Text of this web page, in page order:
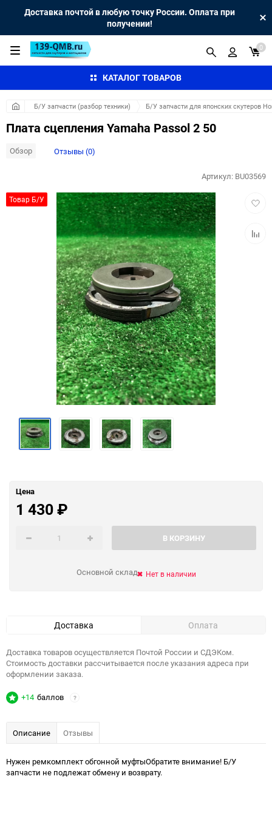
Доставка почтой в любую точку России. Оплата при
получении!
КАТАЛОГ ТОВАРОВ
0
Б/У запчасти (разбор техники) Б/У запчасти для японских скутеров
Плата сцепления Yamaha Passol 2 50
Обзор Отзывы (0)
Товар Б/У
Артикул: BU03569
Цена
1 430₽
В КОРЗИНУ
Основной склад Нет в наличии
Доставка Оплата
Доставка товаров осуществляется Почтой России и СДЭКом.
Стоимость доставки рассчитывается после указания адреса при
оформлении заказа.
+14 баллов ?
Описание Отзывы
Нужен ремкомплект обгонной муфтыОбратите внимание! Б/У
запчасти не подлежат обмену и возврату.